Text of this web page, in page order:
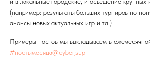
(например: результаты больших турниров по
анонсы новых актуальных игр и тд.)
Примеры постов мы выкладываем в
#постымесяца@cyber_sup